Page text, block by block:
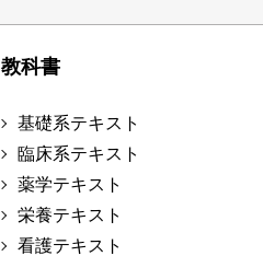
教科書
基礎系テキスト
臨床系テキスト
薬学テキスト
栄養テキスト
看護テキスト